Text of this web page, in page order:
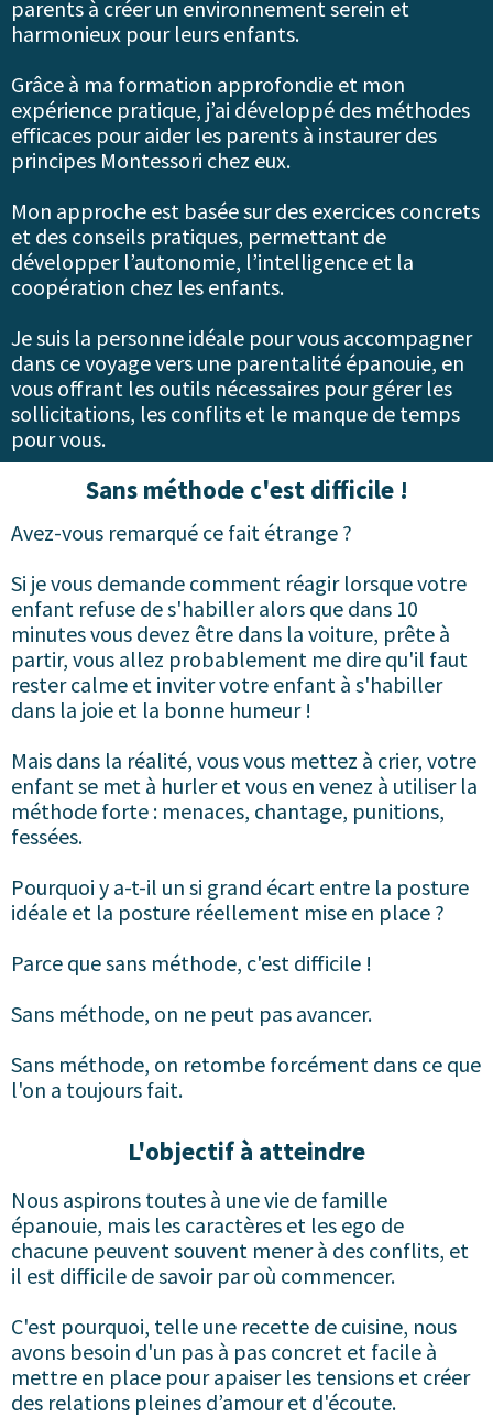
parents à créer un environnement serein et
harmonieux pour leurs enfants.
Grâce à ma formation approfondie et mon
expérience pratique, j’ai développé des méthodes
efficaces pour aider les parents à instaurer des
principes Montessori chez eux.
Mon approche est basée sur des exercices concrets
et des conseils pratiques, permettant de
développer l’autonomie, l’intelligence et la
coopération chez les enfants.
Je suis la personne idéale pour vous accompagner
dans ce voyage vers une parentalité épanouie, en
vous offrant les outils nécessaires pour gérer les
sollicitations, les conflits et le manque de temps
pour vous.
Sans méthode c'est difficile !
Avez-vous remarqué ce fait étrange ?
Si je vous demande comment réagir lorsque votre
enfant refuse de s'habiller alors que dans 10
minutes vous devez être dans la voiture, prête à
partir, vous allez probablement me dire qu'il faut
rester calme et inviter votre enfant à s'habiller
dans la joie et la bonne humeur !
Mais dans la réalité, vous vous mettez à crier, votre
enfant se met à hurler et vous en venez à utiliser la
méthode forte : menaces, chantage, punitions,
fessées.
Pourquoi y a-t-il un si grand écart entre la posture
idéale et la posture réellement mise en place ?
Parce que sans méthode, c'est difficile !
Sans méthode, on ne peut pas avancer.
Sans méthode, on retombe forcément dans ce que
l'on a toujours fait.
L'objectif à atteindre
Nous aspirons toutes à une vie de famille
épanouie, mais les caractères et les ego de
chacune peuvent souvent mener à des conflits, et
il est difficile de savoir par où commencer.
C'est pourquoi, telle une recette de cuisine, nous
avons besoin d'un pas à pas concret et facile à
mettre en place pour apaiser les tensions et créer
des relations pleines d’amour et d'écoute.